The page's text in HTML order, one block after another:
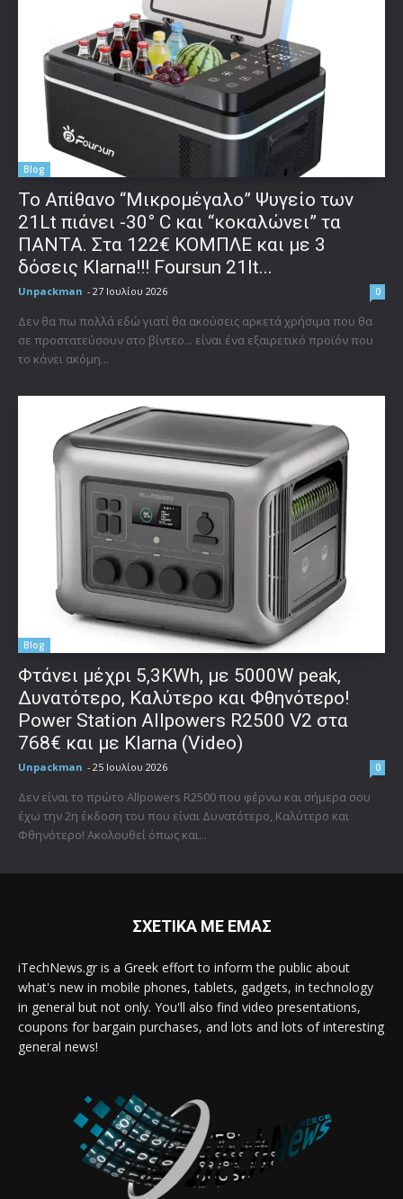
Blog
Το Απίθανο “Μικρομέγαλο” Ψυγείο των
21Lt πιάνει -30° C και “κοκαλώνει” τα
ΠΑΝΤΑ. Στα 122€ ΚΟΜΠΛΕ και με 3
δόσεις Klarna!!! Foursun 21lt...
Unpackman - 27 Ιουλίου 2026 0
Δεν θα πω πολλά εδώ γιατί θα ακούσεις αρκετά χρήσιμα που θα
σε προστατεύσουν στο βίντεο... είναι ένα εξαιρετικό προϊόν που
το κάνει ακόμη...
Blog
Φτάνει μέχρι 5,3KWh, με 5000W peak,
Δυνατότερο, Καλύτερο και Φθηνότερο!
Power Station Allpowers R2500 V2 στα
768€ και με Klarna (Video)
Unpackman - 25 Ιουλίου 2026 0
Δεν είναι το πρώτο Allpowers R2500 που φέρνω και σήμερα σου
έχω την 2η έκδοση του που είναι Δυνατότερο, Καλύτερο και
Φθηνότερο! Ακολουθεί όπως και...
ΣΧΕΤΙΚΑ ΜΕ ΕΜΑΣ
iTechNews.gr is a Greek effort to inform the public about
what's new in mobile phones, tablets, gadgets, in technology
in general but not only. You'll also find video presentations,
coupons for bargain purchases, and lots and lots of interesting
general news!